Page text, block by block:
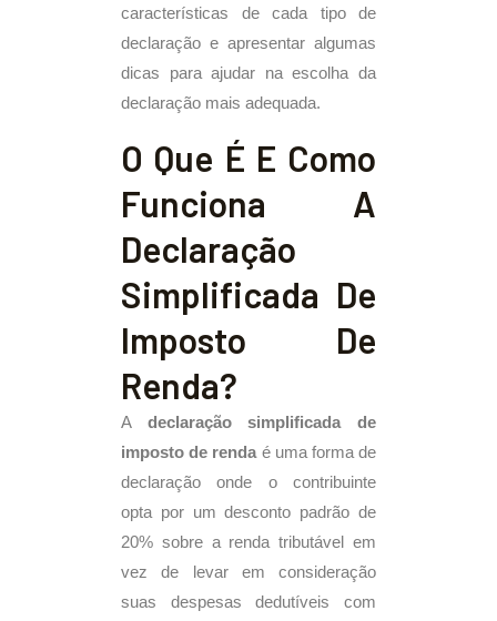
características de cada tipo de
declaração e apresentar algumas
dicas para ajudar na escolha da
declaração mais adequada.
O Que É E Como
Funciona A
Declaração
Simplificada De
Imposto De
Renda?
A declaração simplificada de
imposto de renda é uma forma de
declaração onde o contribuinte
opta por um desconto padrão de
20% sobre a renda tributável em
vez de levar em consideração
suas despesas dedutíveis com